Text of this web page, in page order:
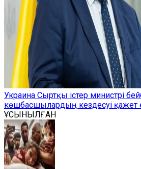
Украина Сыртқы істер министрі
көшбасшылардың кездесуі қажет
ҰСЫНЫЛҒАН